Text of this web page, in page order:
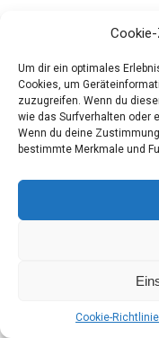
Um dir ein optimales
Cookies, um
zuzugreifen. Wenn du
wie das Surfverhalten oder
Wenn du deine
bestimmte Merkmale und
Cookie-Richtlinie